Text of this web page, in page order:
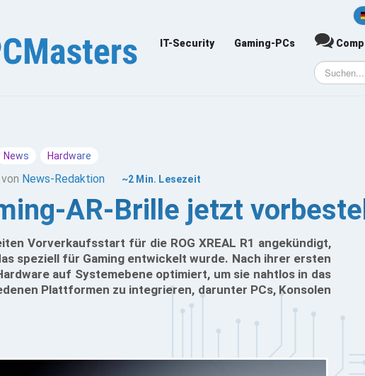
IT-Security Gaming-PCs
News Hardware
News-Redaktion ~2 Min. Lesezeit
AR-Brille jetzt
Vorverkaufsstart für die ROG XREAL R1 angekündigt,
speziell für Gaming entwickelt wurde. Nach ihrer ersten
auf Systemebene optimiert, um sie nahtlos in das
Plattformen zu integrieren, darunter PCs, Konsolen